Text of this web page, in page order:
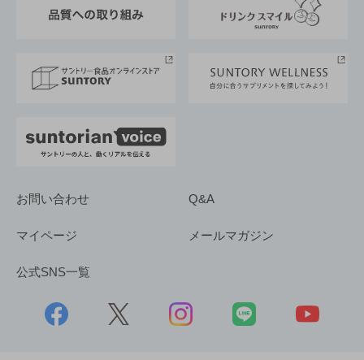
採用情報
お問い合わせ Q&A
マイページ メールマガジン
公式SNS一覧